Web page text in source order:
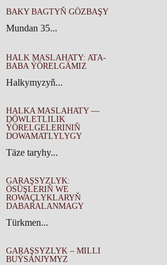
BAKY BAGTYŇ GÖZBAŞY
Mundan 35...
HALK MASLAHATY: ATA-
BABA ÝÖRELGÄMIZ
Halkymyzyň...
HALKA MASLAHATY —
DÖWLETLILIK
ÝÖRELGELERINIŇ
DOWAMATLYLYGY
Täze taryhy...
GARAŞSYZLYK:
ÖSÜŞLERIŇ WE
ROWAÇLYKLARYŇ
DABARALANMAGY
Türkmen...
GARAŞSYZLYK – MILLI
BUÝSANJYMYZ